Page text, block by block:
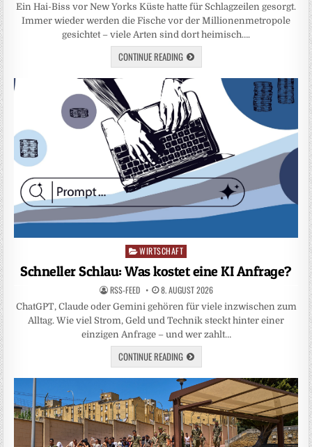
Ein Hai-Biss vor New Yorks Küste hatte für Schlagzeilen gesorgt.
Immer wieder werden die Fische vor der Millionenmetropole
gesichtet – viele Arten sind dort heimisch….
CONTINUE READING
Posted
in
WIRTSCHAFT
Schneller Schlau: Was kostet eine KI Anfrage?
RSS-FEED 8. AUGUST 2026
ChatGPT, Claude oder Gemini gehören für viele inzwischen zum
Alltag. Wie viel Strom, Geld und Technik steckt hinter einer
einzigen Anfrage – und wer zahlt…
CONTINUE READING